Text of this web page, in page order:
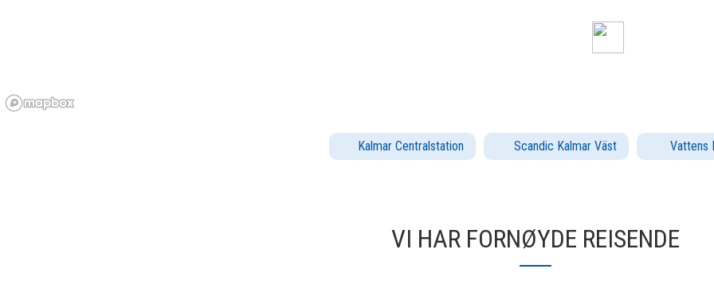
Kalmar Centralstation Scandic Kalmar Väst Vattens
VI HAR FORNØYDE REISENDE